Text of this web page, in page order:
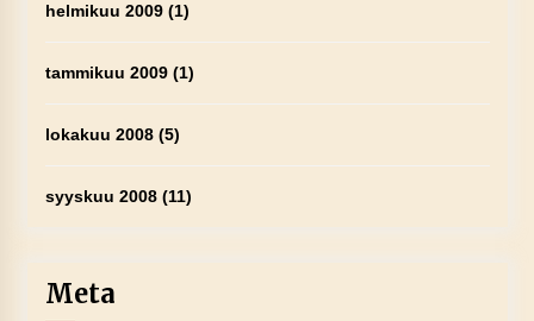
helmikuu 2009(1)
tammikuu 2009(1)
lokakuu 2008(5)
syyskuu 2008(11)
Meta